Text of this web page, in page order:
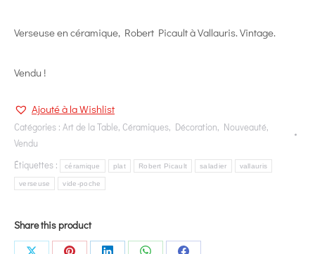
Verseuse en céramique, Robert Picault à Vallauris. Vintage.
Vendu !
Ajouté à la Wishlist
Catégories : Art de la Table, Céramiques, Décoration, Nouveauté,
Vendu
Étiquettes :
céramique plat Robert Picault saladier vallauris
verseuse vide-poche
Share this product